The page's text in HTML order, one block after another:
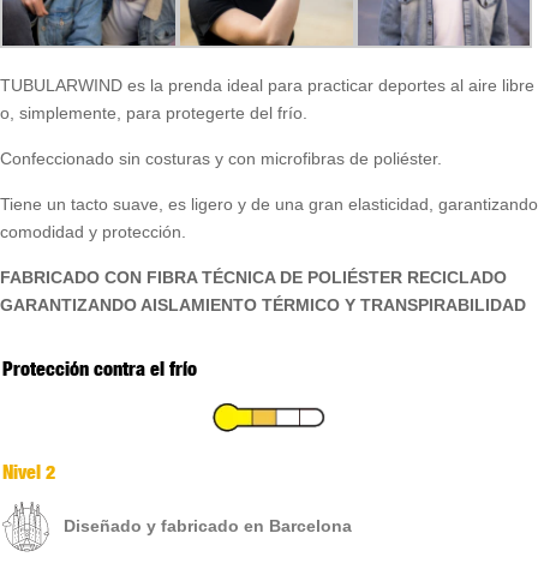
TUBULARWIND es la prenda ideal para practicar deportes al aire libre
o, simplemente, para protegerte del frío.
Confeccionado sin costuras y con microfibras de poliéster.
Tiene un tacto suave, es ligero y de una gran elasticidad, garantizando
comodidad y protección.
FABRICADO CON FIBRA TÉCNICA DE POLIÉSTER RECICLADO
GARANTIZANDO AISLAMIENTO TÉRMICO Y TRANSPIRABILIDAD
Protección contra el frío
Nivel 2
Diseñado y fabricado en Barcelona